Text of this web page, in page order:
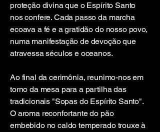
proteção divina que o Espírito Santo
nos confere. Cada passo da marcha
ecoava a fé e a gratidão do nosso povo,
numa manifestação de devoção que
atravessa séculos e oceanos.
Ao final da cerimônia, reunimo-nos em
torno da mesa para a partilha das
tradicionais "Sopas do Espírito Santo".
O aroma reconfortante do pão
embebido no caldo temperado trouxe à